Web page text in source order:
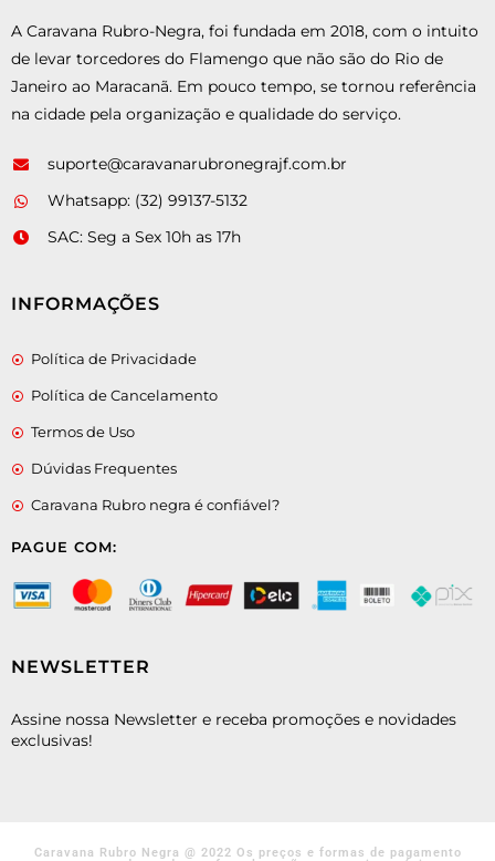
A Caravana Rubro-Negra, foi fundada em 2018, com o intuito
de levar torcedores do Flamengo que não são do Rio de
Janeiro ao Maracanã. Em pouco tempo, se tornou referência
na cidade pela organização e qualidade do serviço.
suporte@caravanarubronegrajf.com.br
Whatsapp: (32) 99137-5132
SAC: Seg a Sex 10h as 17h
INFORMAÇÕES
Política de Privacidade
Política de Cancelamento
Termos de Uso
Dúvidas Frequentes
Caravana Rubro negra é confiável?
PAGUE COM:
NEWSLETTER
Assine nossa Newsletter e receba promoções e novidades
exclusivas!
Caravana Rubro Negra @ 2022 Os preços e formas de pagamento